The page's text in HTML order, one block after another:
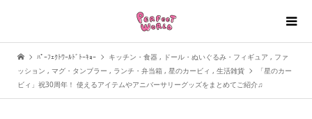
ﾊﾟｰﾌｪｸﾄﾜｰﾙﾄﾞﾄｰｷｮｰ キッチン・食器 , ドール・ぬいぐるみ・フィギュア , ファ
ッション , マグ・タンブラー , ランチ・弁当箱 , 星のカービィ , 生活雑貨
「星のカー
ビィ」祝30周年！ 使えるアイテムやアニバーサリーグッズをまとめてご紹介♫